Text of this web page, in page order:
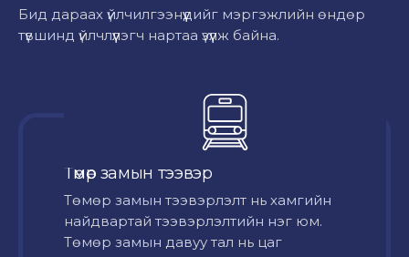
Бид дараах үйлчилгээнүүдийг мэргэжлийн өндөр
түвшинд үйлчлүүлэгч нартаа үзүүлж байна.
Төмөр замын тээвэр
Төмөр замын тээвэрлэлт нь хамгийн
найдвартай тээвэрлэлтийн нэг юм.
Төмөр замын давуу тал нь цаг